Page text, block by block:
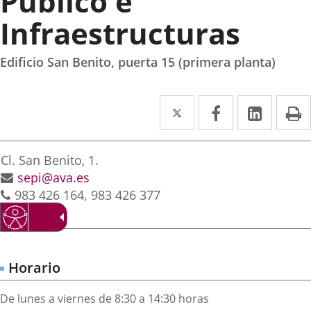
Infraestructuras
Edificio San Benito, puerta 15 (primera planta)
Twitter
Enlace
a
Facebook
Enlace
a
Enlace
a
Dirección
postal
Cl. San Benito, 1.
Dirección
de
correo
electrónico
sepi@ava.es
Teléfonos
983 426 164 983 426 377
Horario
De lunes a viernes de 8:30 a 14:30 horas